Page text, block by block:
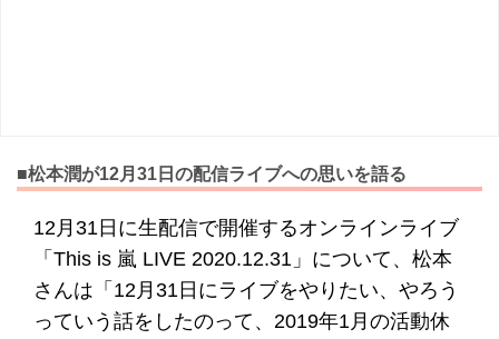
■松本潤が12月31日の配信ライブへの思いを語る
12月31日に生配信で開催するオンラインライブ
「This is 嵐 LIVE 2020.12.31」について、松本
さんは「12月31日にライブをやりたい、やろう
っていう話をしたのって、2019年1月の活動休